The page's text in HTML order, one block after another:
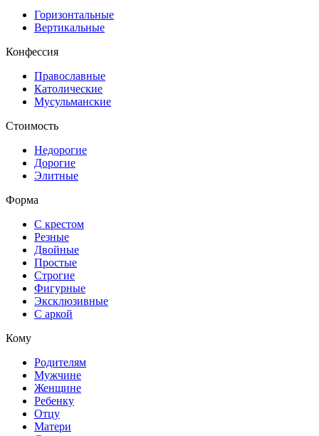
Горизонтальные
Вертикальные
Конфессия
Православные
Католические
Мусульманские
Стоимость
Недорогие
Дорогие
Элитные
Форма
С крестом
Резные
Двойные
Простые
Строгие
Фигурные
Эксклюзивные
С аркой
Кому
Родителям
Мужчине
Женщине
Ребенку
Отцу
Матери